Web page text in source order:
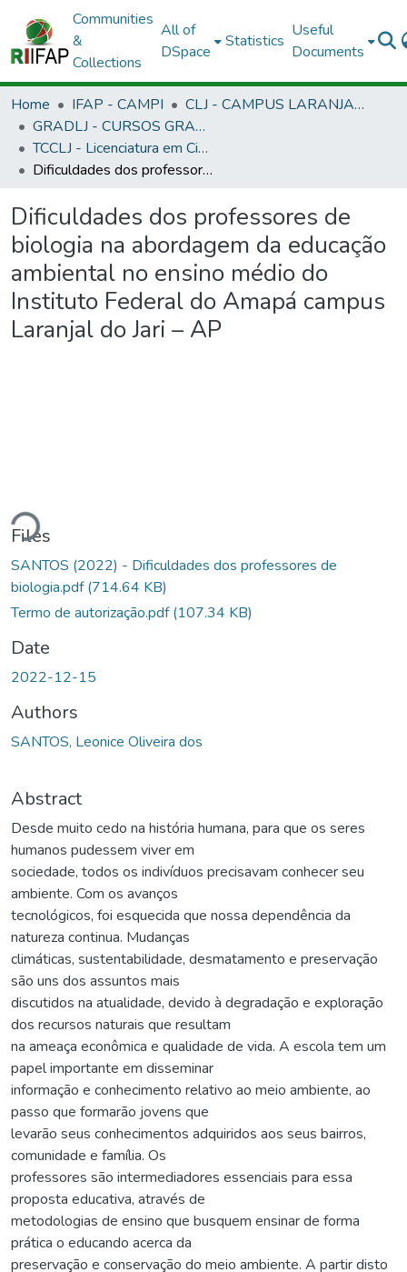
Communities
&
Collections
All of
DSpace
Statistics
Useful
Documents
Home IFAP - CAMPI
CLJ - CAMPUS LARANJAL DO JARI
GRADLJ - CURSOS GRADUAÇÃO - CAMPUS LARANJAL DO JARI
TCCLJ - Licenciatura em Ciências Biológicas
Dificuldades dos professores de biologia na abordagem da educação ambiental no ensino médio do Instituto Federal do Amapá campus Laranjal do Jari – AP
Dificuldades dos professores de
biologia na abordagem da educação
ambiental no ensino médio do
Instituto Federal do Amapá campus
Laranjal do Jari – AP
Files
SANTOS (2022) - Dificuldades dos professores de
biologia.pdf(714.64 KB)
Termo de autorização.pdf(107.34 KB)
Date
2022-12-15
Authors
SANTOS, Leonice Oliveira dos
Abstract
Desde muito cedo na história humana, para que os seres
humanos pudessem viver em
sociedade, todos os indivíduos precisavam conhecer seu
ambiente. Com os avanços
tecnológicos, foi esquecida que nossa dependência da
natureza continua. Mudanças
climáticas, sustentabilidade, desmatamento e preservação
são uns dos assuntos mais
discutidos na atualidade, devido à degradação e exploração
dos recursos naturais que resultam
na ameaça econômica e qualidade de vida. A escola tem um
papel importante em disseminar
informação e conhecimento relativo ao meio ambiente, ao
passo que formarão jovens que
levarão seus conhecimentos adquiridos aos seus bairros,
comunidade e família. Os
professores são intermediadores essenciais para essa
proposta educativa, através de
metodologias de ensino que busquem ensinar de forma
prática o educando acerca da
preservação e conservação do meio ambiente. A partir disto